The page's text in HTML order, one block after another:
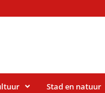
Stad en natuur